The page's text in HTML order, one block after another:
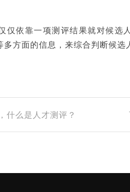
仅依靠一项测评结果就对候选
方面的信息，来综合判断候选
什么是人才测评？